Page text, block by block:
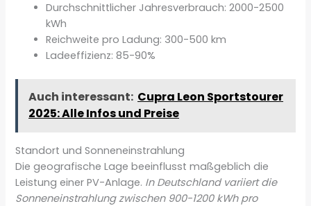
Durchschnittlicher Jahresverbrauch: 2000-2500
kWh
Reichweite pro Ladung: 300-500 km
Ladeeffizienz: 85-90%
Auch interessant: Cupra Leon Sportstourer
2025: Alle Infos und Preise
Standort und Sonneneinstrahlung
Die geografische Lage beeinflusst maßgeblich die
Leistung einer PV-Anlage. In Deutschland variiert die
Sonneneinstrahlung zwischen 900-1200 kWh pro